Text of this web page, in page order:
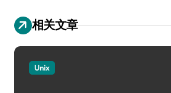
相关文章
Unix